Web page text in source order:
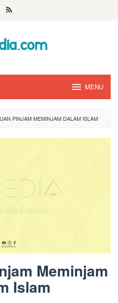
MENU
PINJAM MEMINJAM DALAM ISLAM
Meminjam
Islam